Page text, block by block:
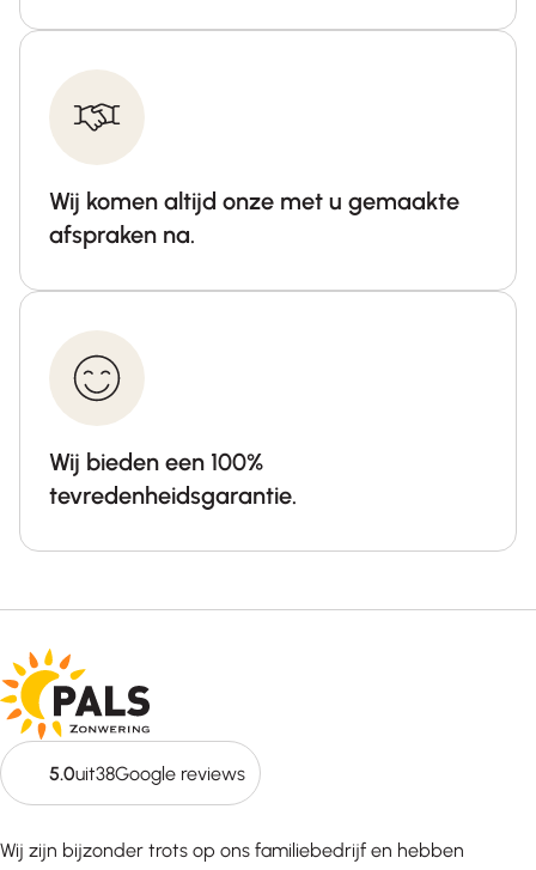
Wij komen altijd onze met u gemaakte
afspraken na.
Wij bieden een 100%
tevredenheidsgarantie.
5.0uit38Google reviews
Wij zijn bijzonder trots op ons familiebedrijf en hebben